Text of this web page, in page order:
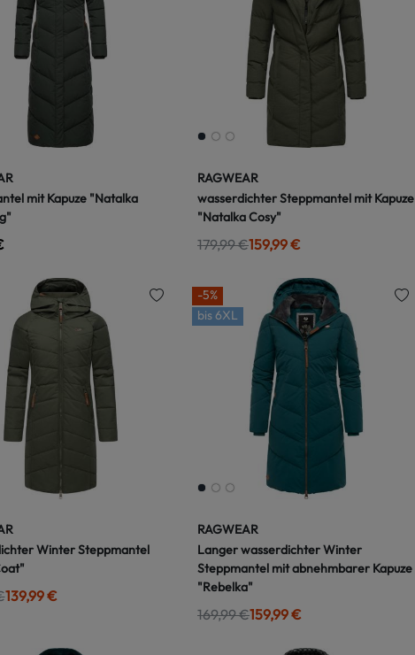
mit Kapuze "Natalka
RAGWEAR
wasserdichter Steppmantel mit Kapuze
"Natalka Cosy"
179,99 €159,99 €
Winter Steppmantel
139,99 €
-5%
bis6XL
RAGWEAR
Langer wasserdichter Winter
Steppmantel mit abnehmbarer Kapuze
"Rebelka"
169,99 €159,99 €